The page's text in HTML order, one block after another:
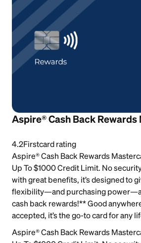
Aspire® Cash Back
4.2Firstcard rating
Aspire® Cash Back Rewards
Up To $1000 Credit Limit. No
with great benefits, it’s designed to
flexibility—and purchasing
cash back rewards!** Good
accepted, it’s the go-to card for any
Aspire® Cash Back Rewards